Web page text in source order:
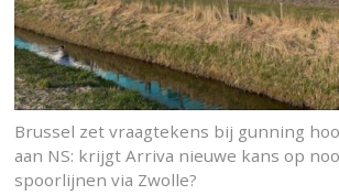
Brussel zet vraagtekens bij gunning
aan NS: krijgt Arriva nieuwe kans op
spoorlijnen via Zwolle?